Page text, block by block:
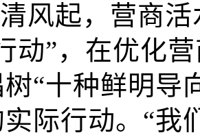
风起，营商
动”，在优化
“十种鲜明导
际行动。“我